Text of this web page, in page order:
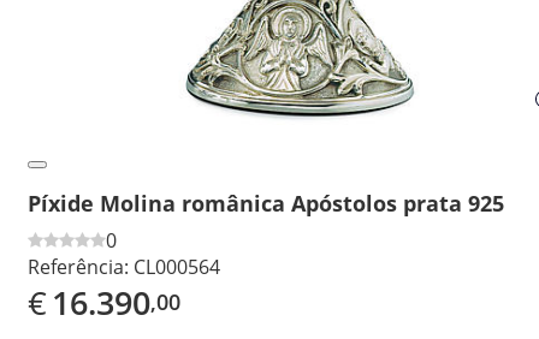
Píxide Molina românica Apóstolos prata 925
0
Referência: CL000564
€16.390,00